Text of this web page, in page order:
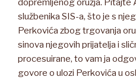
dopremljenog oružja. Pitajte
službenika SIS-a, što je s
Perkovića zbog trgovanja
sinova njegovih prijatelja i
procesuirane, to vam ja
govore o ulozi Perkovića u